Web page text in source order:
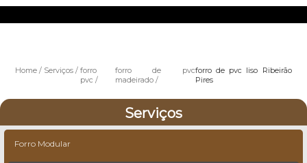
Home Serviços
forro
pvc
forro de pvc
madeirado
forro de pvc liso Ribeirão
Pires
Serviços
Forro Modular